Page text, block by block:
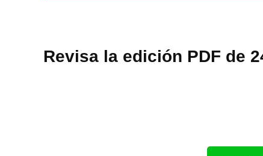
Revisa la edición PDF de